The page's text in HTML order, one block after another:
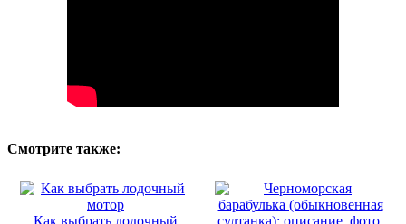
Смотрите также: